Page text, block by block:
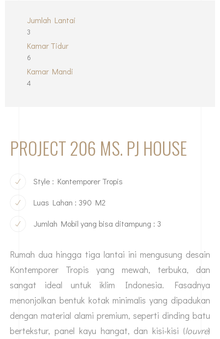
Jumlah Lantai
3
Kamar Tidur
6
Kamar Mandi
4
PROJECT 206 MS. PJ HOUSE
Style : Kontemporer Tropis
Luas Lahan : 390 M2
Jumlah Mobil yang bisa ditampung : 3
Rumah dua hingga tiga lantai ini mengusung desain
Kontemporer Tropis yang mewah, terbuka, dan
sangat ideal untuk iklim Indonesia. Fasadnya
menonjolkan bentuk kotak minimalis yang dipadukan
dengan material alami premium, seperti dinding batu
bertekstur, panel kayu hangat, dan kisi-kisi (louvre)